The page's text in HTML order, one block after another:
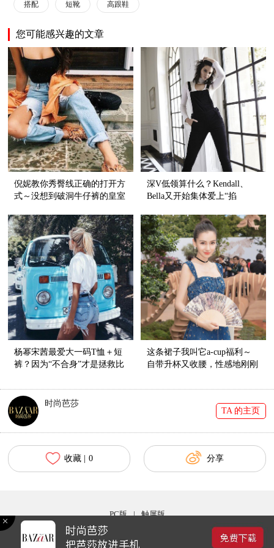
搭配 短靴 高跟鞋
您可能感兴趣的文章
倪妮教你秀臀线正确的打开方
式～没想到破洞牛仔裤的皇室
深V低领算什么？Kendall、
Bella又开始集体爱上“掐
杨幂宋茜最爱大一码T恤＋短
裤？因为“不合身”才是拯救比
这条裙子我叫它a-cup福利～
自带升杯又收腰，性感地刚刚
时尚芭莎
TA 的主页
收藏 | 0 分享
PC版 | 触屏版
Copyright © 2017 bazaar.com.cn 北京时尚在线网络服务有限公司 京ICP备030044号